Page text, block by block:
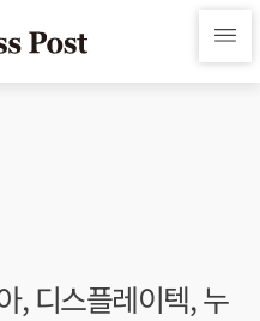
, 디스플레이텍, 누